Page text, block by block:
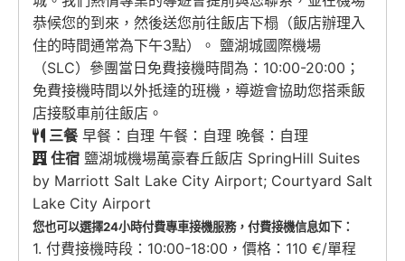
恭候您的到來，然後送您前往飯店下榻（飯店辦理入
住的時間通常為下午3點）。 鹽湖城國際機場
（SLC）參團當日免費接機時間為：10:00-20:00；
免費接機時間以外抵達的班機，導遊會協助您搭乘飯
店接駁車前往飯店。
三餐早餐：自理 午餐：自理 晚餐：自理
住宿 鹽湖城機場萬豪春丘飯店 SpringHill Suites
by Marriott Salt Lake City Airport; Courtyard Salt
Lake City Airport
您也可以選擇24小時付費專車接機服務，付費接機信息如下：
1. 付費接機時段：10:00-18:00，價格：110 €/單程